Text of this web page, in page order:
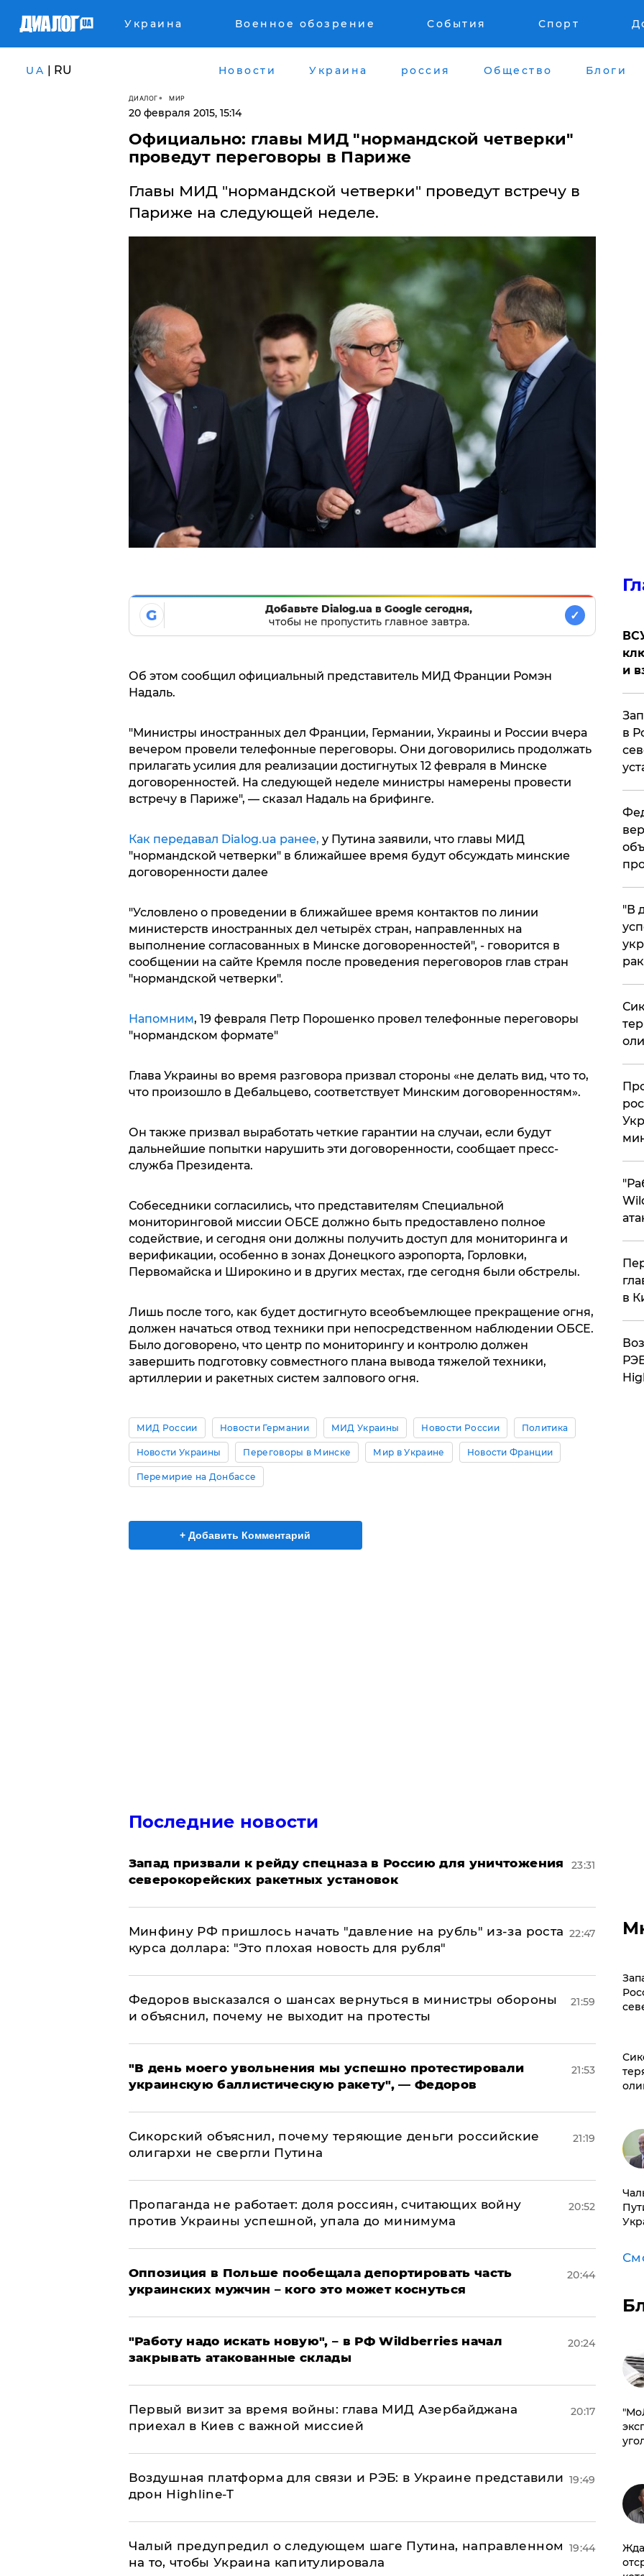
Украина Военное обозрение События Спорт
UA | RU Новости Украина россия Общество Блоги
ДИАЛОГ МИР
20 февраля 2015, 15:14
Официально: главы МИД "нормандской четверки"
проведут переговоры в Париже
Главы МИД "нормандской четверки" проведут встречу в
Париже на следующей неделе.
G
Добавьте Dialog.ua в Google сегодня,
чтобы не пропустить главное завтра.
✓
Об этом сообщил официальный представитель МИД Франции Ромэн
Надаль.
"Министры иностранных дел Франции, Германии, Украины и России вчера
вечером провели телефонные переговоры. Они договорились продолжать
прилагать усилия для реализации достигнутых 12 февраля в Минске
договоренностей. На следующей неделе министры намерены провести
встречу в Париже", — сказал Надаль на брифинге.
Как передавал Dialog.ua ранее, у Путина заявили, что главы МИД
"нормандской четверки" в ближайшее время будут обсуждать минские
договоренности далее
"Условлено о проведении в ближайшее время контактов по линии
министерств иностранных дел четырёх стран, направленных на
выполнение согласованных в Минске договоренностей", - говорится в
сообщении на сайте Кремля после проведения переговоров глав стран
"нормандской четверки".
Напомним, 19 февраля Петр Порошенко провел телефонные переговоры
"нормандском формате"
Глава Украины во время разговора призвал стороны «не делать вид, что то,
что произошло в Дебальцево, соответствует Минским договоренностям».
Он также призвал выработать четкие гарантии на случаи, если будут
дальнейшие попытки нарушить эти договоренности, сообщает пресс-
служба Президента.
Собеседники согласились, что представителям Специальной
мониторинговой миссии ОБСЕ должно быть предоставлено полное
содействие, и сегодня они должны получить доступ для мониторинга и
верификации, особенно в зонах Донецкого аэропорта, Горловки,
Первомайска и Широкино и в других местах, где сегодня были обстрелы.
Лишь после того, как будет достигнуто всеобъемлющее прекращение огня,
должен начаться отвод техники при непосредственном наблюдении ОБСЕ.
Было договорено, что центр по мониторингу и контролю должен
завершить подготовку совместного плана вывода тяжелой техники,
артиллерии и ракетных систем залпового огня.
МИД России Новости Германии МИД Украины Новости России Политика
Новости Украины Переговоры в Минске Мир в Украине Новости Франции
Перемирие на Донбассе
+ Добавить Комментарий
Последние новости
Запад призвали к рейду спецназа в Россию для уничтожения
северокорейских ракетных установок
23:31
Минфину РФ пришлось начать "давление на рубль" из-за роста
курса доллара: "Это плохая новость для рубля"
22:47
Федоров высказался о шансах вернуться в министры обороны
и объяснил, почему не выходит на протесты
21:59
​"В день моего увольнения мы успешно протестировали
украинскую баллистическую ракету", — Федоров
21:53
Сикорский объяснил, почему теряющие деньги российские
олигархи не свергли Путина
21:19
​Пропаганда не работает: доля россиян, считающих войну
против Украины успешной, упала до минимума
20:52
Оппозиция в Польше пообещала депортировать часть
украинских мужчин – кого это может коснуться
20:44
"Работу надо искать новую", – в РФ Wildberries начал
закрывать атакованные склады
20:24
Первый визит за время войны: глава МИД Азербайджана
приехал в Киев с важной миссией
20:17
Воздушная платформа для связи и РЭБ: в Украине представили
дрон Highline-T
19:49
Чалый предупредил о следующем шаге Путина, направленном
на то, чтобы Украина капитулировала
19:44
и
в
​"В
в